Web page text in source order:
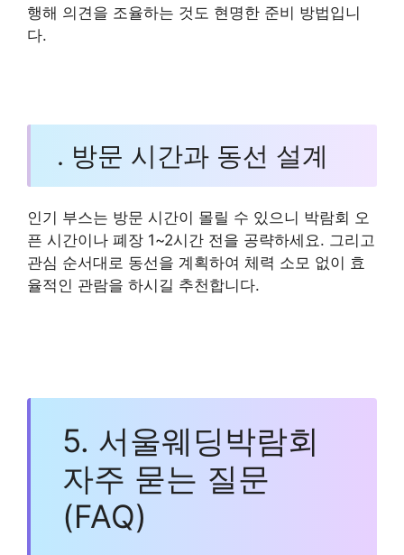
행해 의견을 조율하는 것도 현명한 준비 방법입니
다.
. 방문 시간과 동선 설계
인기 부스는 방문 시간이 몰릴 수 있으니 박람회 오
픈 시간이나 폐장 1~2시간 전을 공략하세요. 그리고
관심 순서대로 동선을 계획하여 체력 소모 없이 효
율적인 관람을 하시길 추천합니다.
5. 서울웨딩박람회
자주 묻는 질문
(FAQ)